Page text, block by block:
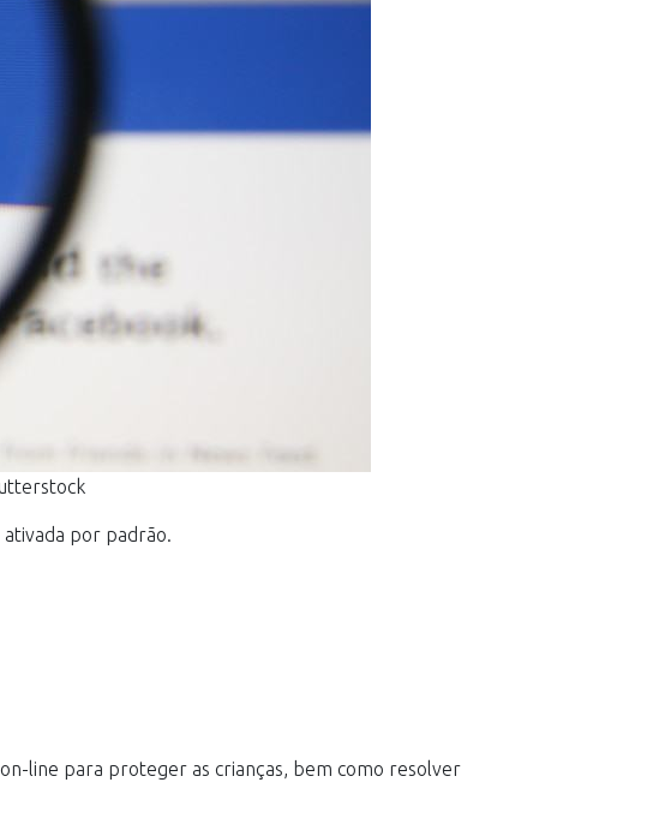
ativada por padrão.
line para proteger as crianças, bem como resolver